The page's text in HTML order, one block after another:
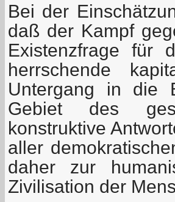
Bei der
daß der Kampf
Existenzfrage für
herrschende
Untergang in die
Gebiet des
konstruktive
aller
daher zur
Zivilisation der